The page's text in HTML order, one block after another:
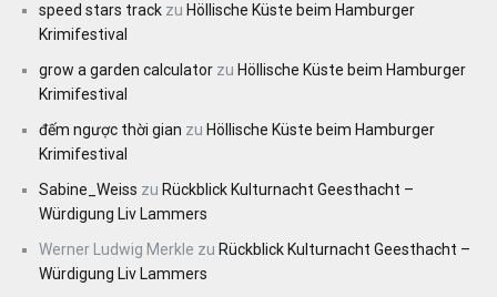
speed stars track zu Höllische Küste beim Hamburger
Krimifestival
grow a garden calculator zu Höllische Küste beim Hamburger
Krimifestival
đếm ngược thời gian zu Höllische Küste beim Hamburger
Krimifestival
Sabine_Weiss zu Rückblick Kulturnacht Geesthacht –
Würdigung Liv Lammers
Werner Ludwig Merkle zu Rückblick Kulturnacht Geesthacht –
Würdigung Liv Lammers